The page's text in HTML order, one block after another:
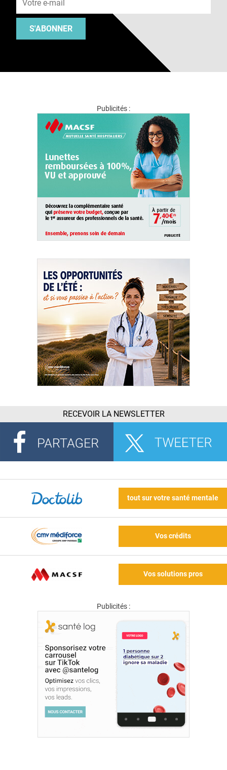
S'ABONNER
Publicités :
RECEVOIR LA NEWSLETTER
tout sur votre santé mentale
Vos crédits
Vos solutions pros
Publicités :